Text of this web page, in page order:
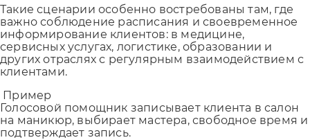
Такие сценарии особенно востребованы там, где
важно соблюдение расписания и своевременное
информирование клиентов: в медицине,
сервисных услугах, логистике, образовании и
других отраслях с регулярным взаимодействием с
клиентами.
Пример
Голосовой помощник записывает клиента в салон
на маникюр, выбирает мастера, свободное время и
подтверждает запись.